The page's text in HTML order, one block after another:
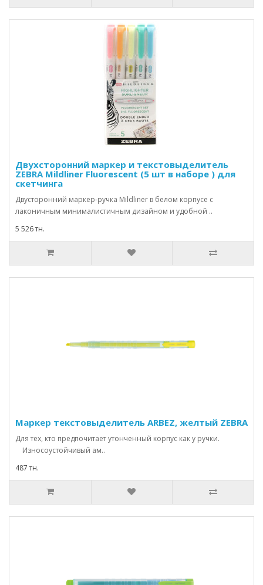
Двухсторонний маркер и текстовыделитель
ZEBRA Mildliner Fluorescent (5 шт в наборе ) для
скетчинга
Двусторонний маркер-ручка Mildliner в белом корпусе с
лаконичным минималистичным дизайном и удобной ..
5 526 тн.
Маркер текстовыделитель ARBEZ, желтый ZEBRA
Для тех, кто предпочитает утонченный корпус как у ручки.
Износоустойчивый ам..
487 тн.